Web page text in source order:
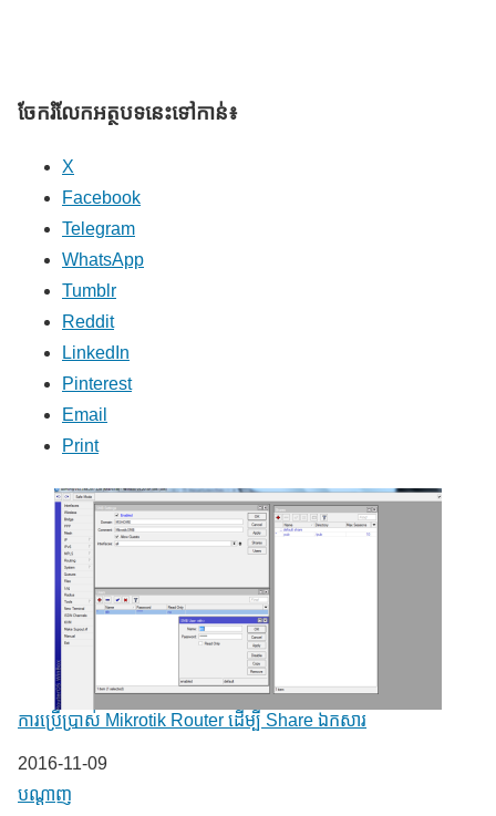
ចែករំលែក​អត្ថបទនេះទៅកាន់៖
X
Facebook
Telegram
WhatsApp
Tumblr
Reddit
LinkedIn
Pinterest
Email
Print
ការប្រើប្រាស់ Mikrotik Router ដើម្បី Share ឯកសារ
Date
2016-11-09
In relation to
បណ្តាញ